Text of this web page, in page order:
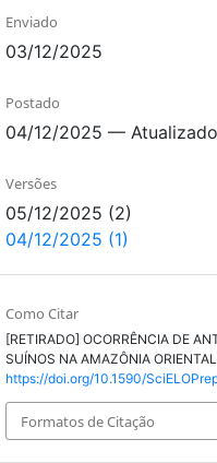
Enviado
03/12/2025
Postado
04/12/2025 —
Versões
05/12/2025 (2)
04/12/2025 (1)
Como Citar
[RETIRADO] OCORRÊNCIA DE
SUÍNOS NA AMAZÔNIA
https://doi.org/10.1590/
Formatos de Citação